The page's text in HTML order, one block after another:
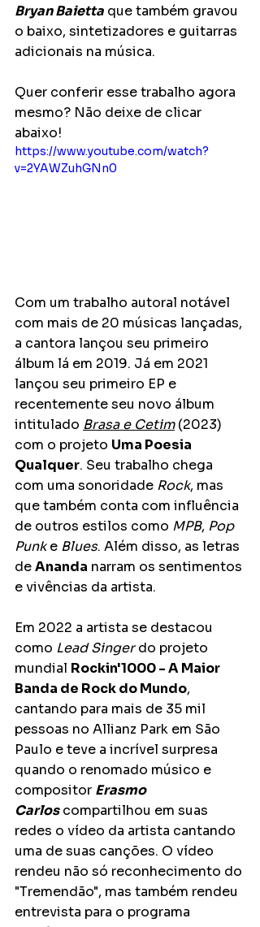
Bryan Baietta que também gravou
o baixo, sintetizadores e guitarras
adicionais na música.
Quer conferir esse trabalho agora
mesmo? Não deixe de clicar
abaixo!
https://www.youtube.com/watch?
v=2YAWZuhGNn0
Com um trabalho autoral notável
com mais de 20 músicas lançadas,
a cantora lançou seu primeiro
álbum lá em 2019. Já em 2021
lançou seu primeiro EP e
recentemente seu novo álbum
intitulado Brasa e Cetim (2023)
com o projeto Uma Poesia
Qualquer. Seu trabalho chega
com uma sonoridade Rock, mas
que também conta com influência
de outros estilos como MPB, Pop
Punk e Blues. Além disso, as letras
de Ananda narram os sentimentos
e vivências da artista.
Em 2022 a artista se destacou
como Lead Singer do projeto
mundial Rockin'1000 - A Maior
Banda de Rock do Mundo,
cantando para mais de 35 mil
pessoas no Allianz Park em São
Paulo e teve a incrível surpresa
quando o renomado músico e
compositor Erasmo
Carlos compartilhou em suas
redes o vídeo da artista cantando
uma de suas canções. O vídeo
rendeu não só reconhecimento do
"Tremendão", mas também rendeu
entrevista para o programa